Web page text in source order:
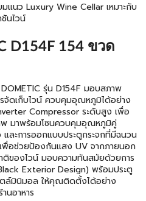
แนว Luxury Wine Cellar เหมาะกับ
นไวน์
D154F 154 ขวด
รุ่น D154F มอบสภาพ
จัดเก็บไวน์ ควบคุมอุณหภูมิได้อย่าง
Compressor ระดับสูง เพื่อ
พ มาพร้อมโซนควบคุมอุณหภูมิคู่
และการออกแบบประตูกระจกที่มีฉนวน
พื่อช่วยป้องกันแสง UV จากภายนอก
ติของไวน์ มอบความทันสมัยด้วยการ
Exterior Design) พร้อมประตู
ตล์มินิมอล ให้คุณติดตั้งได้อย่าง
นอาหาร